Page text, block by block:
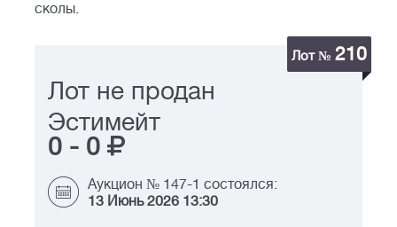
сколы.
Лот № 210
Лот не продан
Эстимейт
0 - 0
Аукцион № 147-1 состоялся:
13 Июнь 2026 13:30